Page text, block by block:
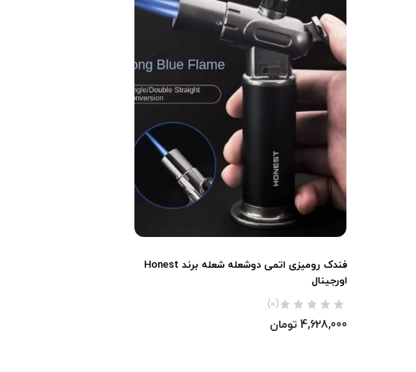
فندک رومیزی اتمی دوشعله شعله برند Honest
اورجینال
(0)
4,628,000 تومان